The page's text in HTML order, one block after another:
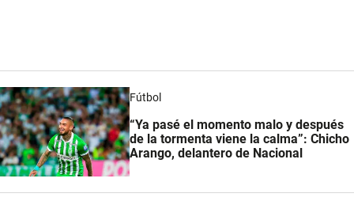
Fútbol
“Ya pasé el momento malo y después
de la tormenta viene la calma”: Chicho
Arango, delantero de Nacional